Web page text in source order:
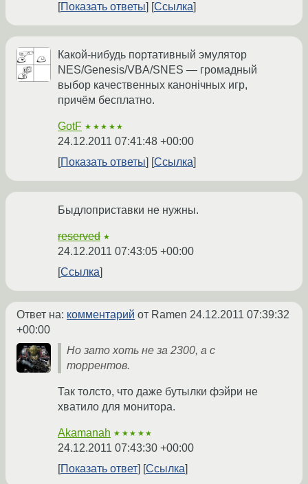
Показать ответы
Ссылка
Какой-нибудь портативный эмулятор
NES/Genesis/VBA/SNES — громадный
выбор качественных канонiчных игр,
причём бесплатно.
GotF ★★★★★
24.12.2011 07:41:48 +00:00
Показать ответы
Ссылка
Быдлоприставки не нужны.
reserved ★
24.12.2011 07:43:05 +00:00
Ссылка
Ответ на: комментарий от Ramen 24.12.2011 07:39:32
+00:00
Но зато хоть не за 2300, а с
торрентов.
Так толсто, что даже бутылки фэйри не
хватило для монитора.
Akamanah ★★★★★
24.12.2011 07:43:30 +00:00
Показать ответ
Ссылка